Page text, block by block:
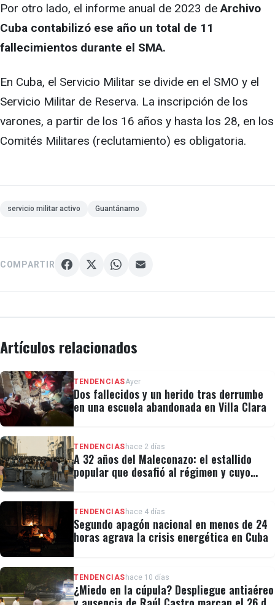
Por otro lado, el informe anual de 2023 deArchivo
Cuba contabilizó ese año un total de 11
fallecimientos durante el SMA.
En Cuba, el Servicio Militar se divide en el SMO y el
Servicio Militar de Reserva. La inscripción de los
varones, a partir de los 16 años y hasta los 28, en los
Comités Militares (reclutamiento) es obligatoria.
servicio militar activo Guantánamo
COMPARTIR
Artículos relacionados
TENDENCIASAyer
Dos fallecidos y un herido tras derrumbe
en una escuela abandonada en Villa Clara
TENDENCIAS hace 2 días
A 32 años del Maleconazo: el estallido
popular que desafió al régimen y cuyo
TENDENCIAS hace 4 días
Segundo apagón nacional en menos de 24
horas agrava la crisis energética en Cuba
TENDENCIAS hace 10 días
¿Miedo en la cúpula? Despliegue antiaéreo